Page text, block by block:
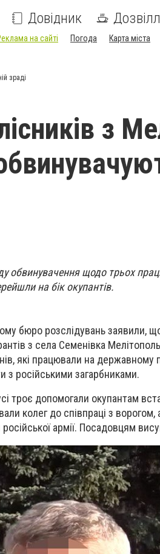
Довідник
на сайті Погода Карта міста
зраді
з
обвинувачення щодо трьох
на бік окупантів.
бюро розслідувань заявили,
з села Семенівка
які працювали на державному
з російськими загарбниками.
троє допомогали окупантам
колег до співпраці з
армії. Посадовцям